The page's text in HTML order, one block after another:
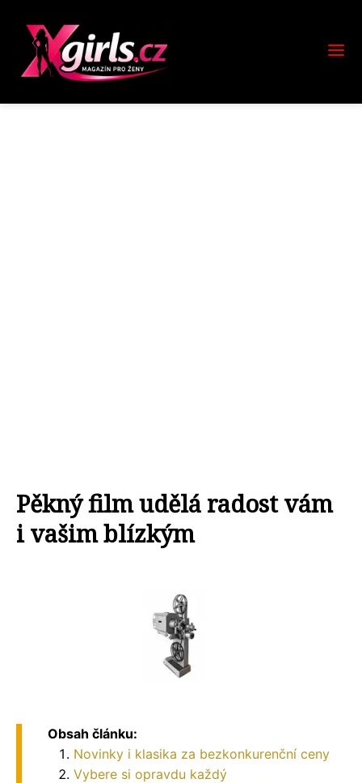
Pěkný film udělá radost vám
i vašim blízkým
Obsah článku:
Novinky i klasika za bezkonkurenční ceny
Vybere si opravdu každý